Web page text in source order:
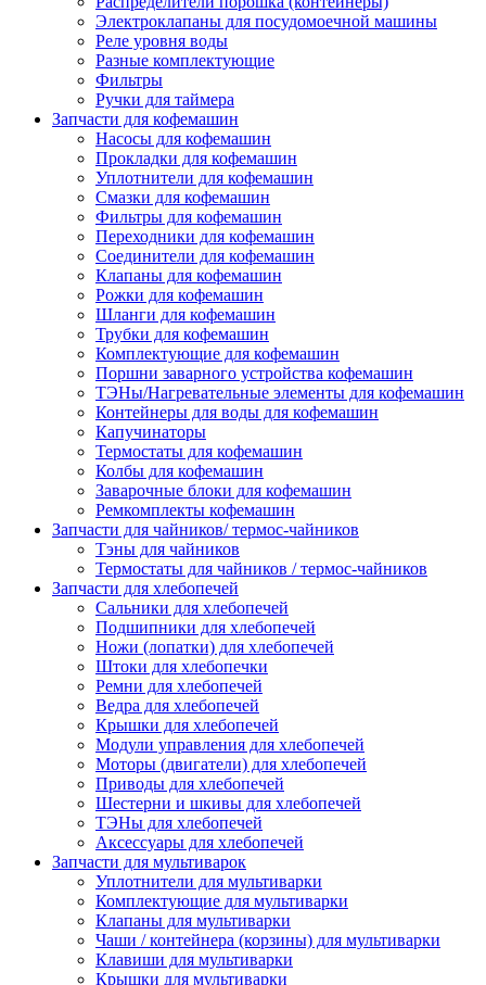
Электроклапаны для посудомоечной машины
Реле уровня воды
Разные комплектующие
Фильтры
Ручки для таймера
Запчасти для кофемашин
Насосы для кофемашин
Прокладки для кофемашин
Уплотнители для кофемашин
Смазки для кофемашин
Фильтры для кофемашин
Переходники для кофемашин
Соединители для кофемашин
Клапаны для кофемашин
Рожки для кофемашин
Шланги для кофемашин
Трубки для кофемашин
Комплектующие для кофемашин
Поршни заварного устройства кофемашин
ТЭНы/Нагревательные элементы для кофемашин
Контейнеры для воды для кофемашин
Капучинаторы
Термостаты для кофемашин
Колбы для кофемашин
Заварочные блоки для кофемашин
Ремкомплекты кофемашин
Запчасти для чайников/ термос-чайников
Тэны для чайников
Термостаты для чайников / термос-чайников
Запчасти для хлебопечей
Сальники для хлебопечей
Подшипники для хлебопечей
Ножи (лопатки) для хлебопечей
Штоки для хлебопечки
Ремни для хлебопечей
Ведра для хлебопечей
Крышки для хлебопечей
Модули управления для хлебопечей
Моторы (двигатели) для хлебопечей
Приводы для хлебопечей
Шестерни и шкивы для хлебопечей
ТЭНы для хлебопечей
Аксессуары для хлебопечей
Запчасти для мультиварок
Уплотнители для мультиварки
Комплектующие для мультиварки
Клапаны для мультиварки
Чаши / контейнера (корзины) для мультиварки
Клавиши для мультиварки
Крышки для мультиварки